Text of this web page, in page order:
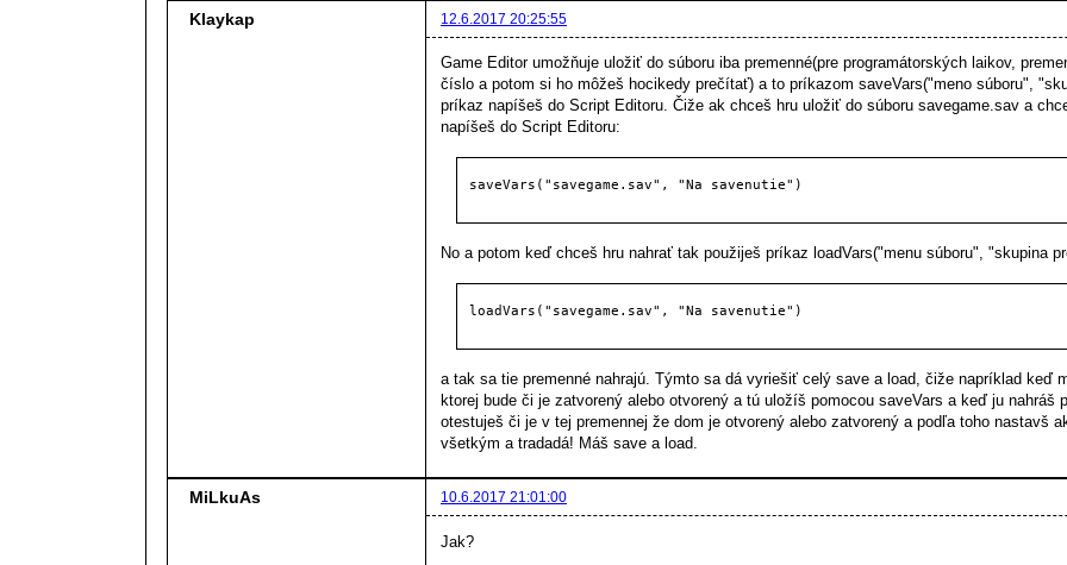
Klaykap 12.6.2017 20:25:55
Game Editor umožňuje uložiť do súboru iba premenné(pre programátorských laikov,
číslo a potom si ho môžeš hocikedy prečítať) a to príkazom saveVars("meno súboru",
príkaz napíšeš do Script Editoru. Čiže ak chceš hru uložiť do súboru savegame.sav a
napíšeš do Script Editoru:
saveVars("savegame.sav", "Na savenutie")
No a potom keď chceš hru nahrať tak použiješ príkaz loadVars("menu súboru", "skupina
loadVars("savegame.sav", "Na savenutie")
a tak sa tie premenné nahrajú. Týmto sa dá vyriešiť celý save a load, čiže napríklad keď
ktorej bude či je zatvorený alebo otvorený a tú uložíš pomocou saveVars a keď ju
otestuješ či je v tej premennej že dom je otvorený alebo zatvorený a podľa toho nastavš
všetkým a tradadá! Máš save a load.
MiLkuAs 10.6.2017 21:01:00
Jak?